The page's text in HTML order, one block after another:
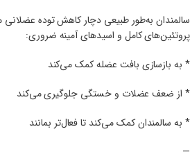
سالمندان به‌طور طبیعی دچار کاهش توده
پروتئین‌های کامل و اسیدهای آمینه ضروری:
* به بازسازی بافت عضله کمک می‌کند
* از ضعف عضلات و خستگی جلوگیری می‌کند
* به سالمندان کمک می‌کند تا فعال‌تر بمانند
—